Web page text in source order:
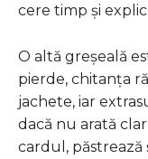
cere timp și
O altă greșeală
pierde, chitanța
jachete, iar
dacă nu arată
cardul, păstrează